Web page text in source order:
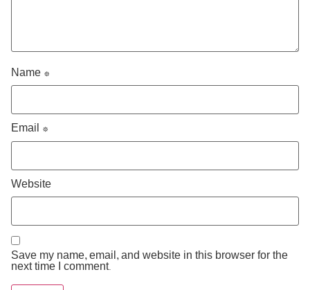
Name *
Email *
Website
Save my name, email, and website in this browser for the
next time I comment.